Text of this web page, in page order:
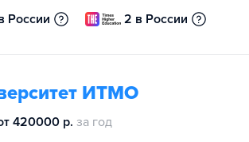
России 2 в России
ИТМО
420000 р. за год